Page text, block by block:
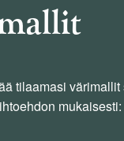
tilaamasi
mukaisesti: